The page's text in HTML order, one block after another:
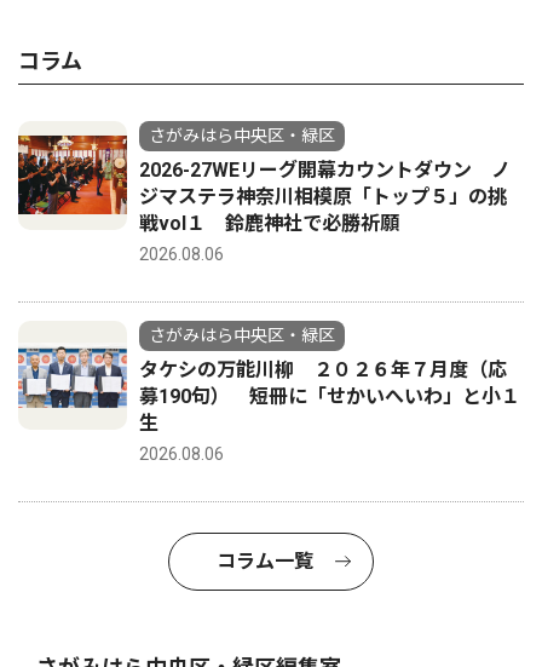
コラム
さがみはら中央区・緑区
2026-27WEリーグ開幕カウントダウン ノ
ジマステラ神奈川相模原「トップ５」の挑
戦vol１ 鈴鹿神社で必勝祈願
2026.08.06
さがみはら中央区・緑区
タケシの万能川柳 ２０２６年７月度（応
募190句） 短冊に「せかいへいわ」と小１
生
2026.08.06
コラム一覧